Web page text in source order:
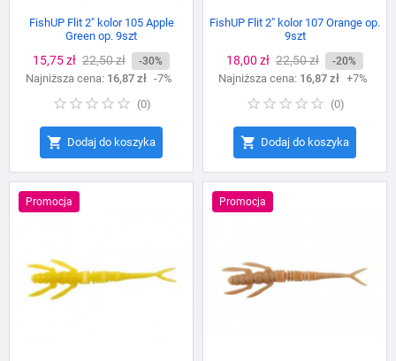
FishUP Flit 2" kolor 105 Apple
Green op. 9szt
Cena
15,75 zł Cena
podstawowa
22,50 zł -30%
Najniższa cena: 16,87 zł -7%
(0)
 Dodaj do koszyka
FishUP Flit 2" kolor 107 Orange op.
9szt
Cena
18,00 zł Cena
podstawowa
22,50 zł -20%
Najniższa cena: 16,87 zł +7%
(0)
 Dodaj do koszyka
Promocja Promocja